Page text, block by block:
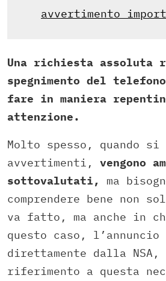
avvertimento
Una richiesta assoluta
spegnimento del
fare in maniera
attenzione.
Molto spesso, quando si
avvertimenti, vengono
sottovalutati,
ma
comprendere bene non
va fatto, ma anche in
questo caso,
direttamente dalla NSA,
riferimento a questa